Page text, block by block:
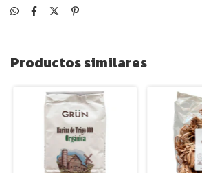
Productos similares